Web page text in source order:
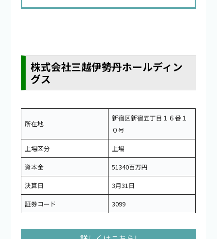
株式会社三越伊勢丹ホールディン
グス
所在地
新宿区新宿五丁目１６番１
０号
上場区分
上場
資本金
51340百万円
決算日
3月31日
証券コード
3099